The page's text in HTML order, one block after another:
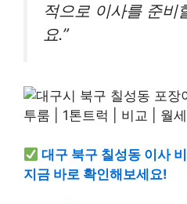
적으로 이사를 준비
요.”
대구 북구 칠성동 이사
지금 바로 확인해보세요!